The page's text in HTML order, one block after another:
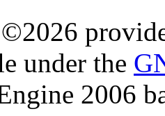
©2026
under the
2006